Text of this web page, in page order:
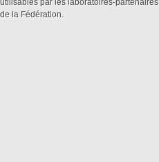
utilisables par les laboratoires-partenaires
de la Fédération.